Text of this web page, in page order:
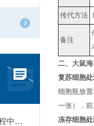
H1细胞在皮肤修复与组织工程中的应用前景
传代方法
备注
二、 大鼠
复苏细胞
细胞瓶放
一张）
，
冻存细胞